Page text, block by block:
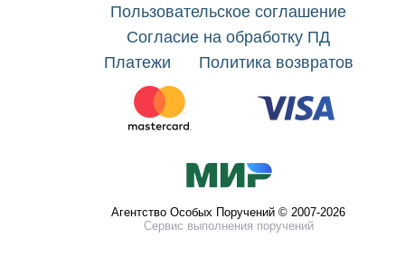
Пользовательское соглашение
Согласие на обработку ПД
Платежи
Политика возвратов
Агентство Особых Поручений © 2007-2026
Сервис выполнения поручений